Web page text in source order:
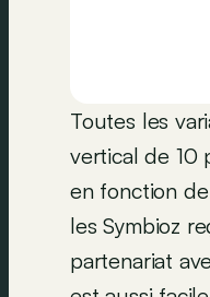
Toutes les
vertical de 10
en fonction
les Symbioz
partenariat